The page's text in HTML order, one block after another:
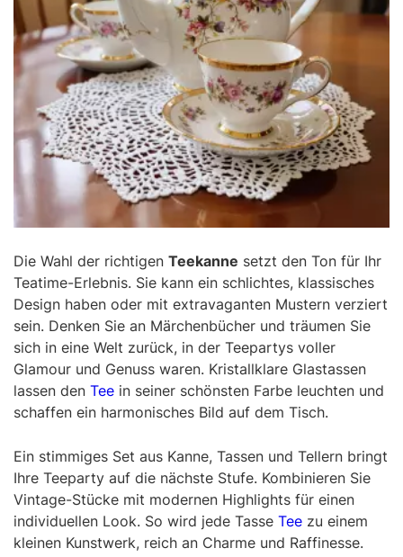
Die Wahl der richtigen Teekanne setzt den Ton für Ihr
Teatime-Erlebnis. Sie kann ein schlichtes, klassisches
Design haben oder mit extravaganten Mustern verziert
sein. Denken Sie an Märchenbücher und träumen Sie
sich in eine Welt zurück, in der Teepartys voller
Glamour und Genuss waren. Kristallklare Glastassen
lassen den Tee in seiner schönsten Farbe leuchten und
schaffen ein harmonisches Bild auf dem Tisch.
Ein stimmiges Set aus Kanne, Tassen und Tellern bringt
Ihre Teeparty auf die nächste Stufe. Kombinieren Sie
Vintage-Stücke mit modernen Highlights für einen
individuellen Look. So wird jede Tasse Tee zu einem
kleinen Kunstwerk, reich an Charme und Raffinesse.